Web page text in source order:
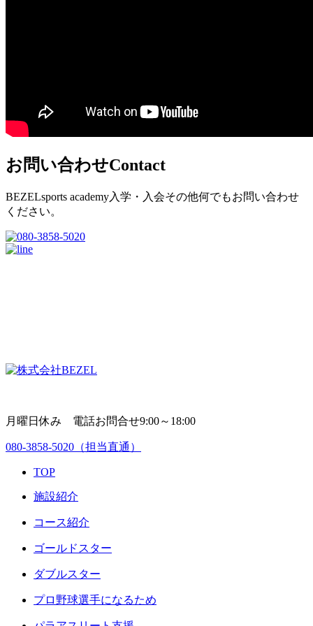
お問い合わせContact
BEZELsports academy入学・入会その他何でもお問い合わせ
ください。
月曜日休み 電話お問合せ9:00～18:00
080-3858-5020 （担当直通）
TOP
施設紹介
コース紹介
ゴールドスター
ダブルスター
プロ野球選手になるため